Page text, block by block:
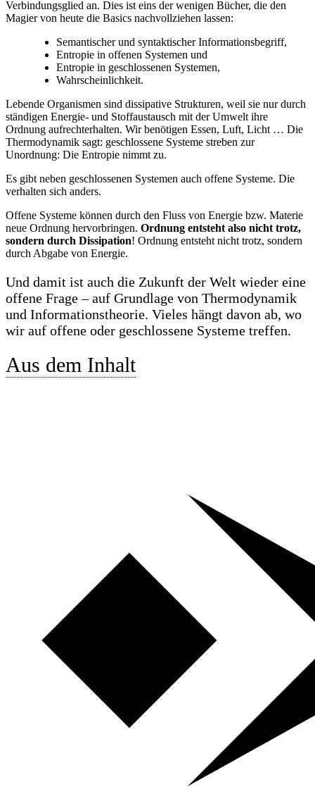
Verbindungsglied an. Dies ist eins der wenigen Bücher, die den
Magier von heute die Basics nachvollziehen lassen:
Semantischer und syntaktischer Informationsbegriff,
Entropie in offenen Systemen und
Entropie in geschlossenen Systemen,
Wahrscheinlichkeit.
Lebende Organismen sind dissipative Strukturen, weil sie nur durch
ständigen Energie- und Stoffaustausch mit der Umwelt ihre
Ordnung aufrechterhalten. Wir benötigen Essen, Luft, Licht … Die
Thermodynamik sagt: geschlossene Systeme streben zur
Unordnung: Die Entropie nimmt zu.
Es gibt neben geschlossenen Systemen auch offene Systeme. Die
verhalten sich anders.
Offene Systeme können durch den Fluss von Energie bzw. Materie
neue Ordnung hervorbringen. Ordnung entsteht also nicht trotz,
sondern durch Dissipation! Ordnung entsteht nicht trotz, sondern
durch Abgabe von Energie.
Und damit ist auch die Zukunft der Welt wieder eine
offene Frage – auf Grundlage von Thermodynamik
und Informationstheorie. Vieles hängt davon ab, wo
wir auf offene oder geschlossene Systeme treffen.
Aus dem Inhalt